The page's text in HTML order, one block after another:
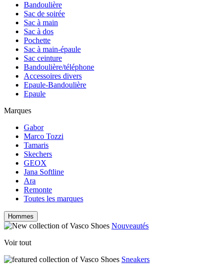
Bandoulière
Sac de soirée
Sac à main
Sac à dos
Pochette
Sac à main-épaule
Sac ceinture
Bandoulière/téléphone
Accessoires divers
Epaule-Bandoulière
Epaule
Marques
Gabor
Marco Tozzi
Tamaris
Skechers
GEOX
Jana Softline
Ara
Remonte
Toutes les marques
Hommes
Nouveautés
Voir tout
Sneakers